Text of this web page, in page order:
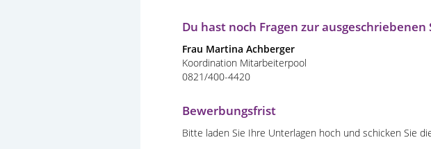
Du hast noch Fragen zur ausgeschriebenen
Frau Martina Achberger
Koordination Mitarbeiterpool
0821/400-4420
Bewerbungsfrist
Bitte laden Sie Ihre Unterlagen hoch und schicken Sie